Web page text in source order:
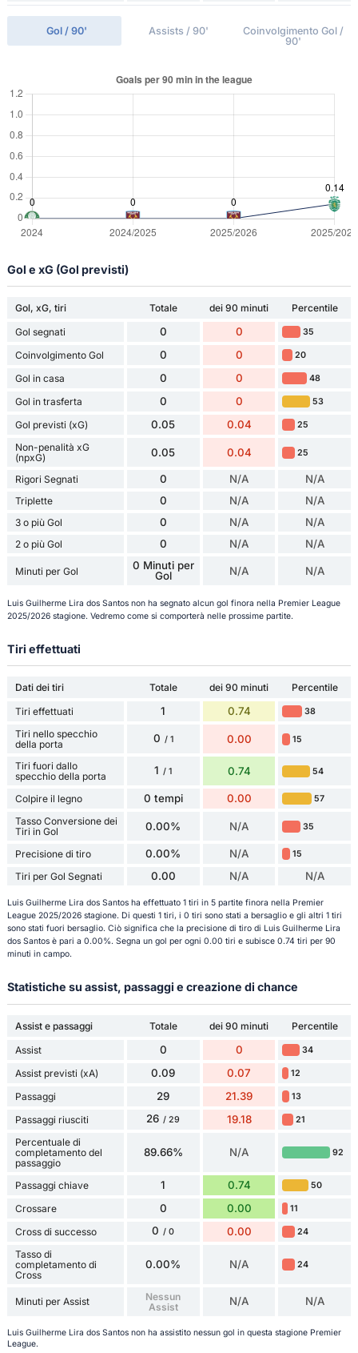
Gol / 90' Assists / 90'
Coinvolgimento Gol /
90'
Gol e xG (Gol previsti)
Gol, xG, tiri Totale dei 90 minuti
Percentile
Gol segnati
0 0 35
Coinvolgimento Gol 0 0 20
Gol in casa 0 0 48
Gol in trasferta 0 0 53
Gol previsti (xG) 0.05 0.04 25
Non-penalità xG
(npxG)
0.05 0.04 25
Rigori Segnati 0 N/A N/A
Triplette 0 N/A N/A
3 o più Gol 0 N/A N/A
2 o più Gol 0 N/A N/A
Minuti per Gol
0 Minuti per
Gol
N/A N/A
Luis Guilherme Lira dos Santos non ha segnato alcun gol finora nella Premier League
2025/2026 stagione. Vedremo come si comporterà nelle prossime partite.
Tiri effettuati
Dati dei tiri Totale dei 90 minuti
Percentile
Tiri effettuati
1 0.74 38
Tiri nello specchio
della porta
0 / 1 0.00 15
Tiri fuori dallo
specchio della porta
1 / 1 0.74 54
Colpire il legno 0 tempi 0.00 57
Tasso Conversione dei
Tiri in Gol
0.00% N/A 35
Precisione di tiro 0.00% N/A 15
Tiri per Gol Segnati 0.00 N/A N/A
Luis Guilherme Lira dos Santos ha effettuato 1 tiri in 5 partite finora nella Premier
League 2025/2026 stagione. Di questi 1 tiri, i 0 tiri sono stati a bersaglio e gli altri 1 tiri
sono stati fuori bersaglio. Ciò significa che la precisione di tiro di Luis Guilherme Lira
dos Santos è pari a 0.00%. Segna un gol per ogni 0.00 tiri e subisce 0.74 tiri per 90
minuti in campo.
Statistiche su assist, passaggi e creazione di chance
Assist e passaggi Totale dei 90 minuti
Percentile
Assist
0 0 34
Assist previsti (xA) 0.09 0.07 12
Passaggi 29 21.39 13
Passaggi riusciti 26 / 29 19.18 21
Percentuale di
completamento del
passaggio
89.66% N/A 92
Passaggi chiave 1 0.74 50
Crossare 0 0.00 11
Cross di successo 0 / 0 0.00 24
Tasso di
completamento di
Cross
0.00% N/A 24
Minuti per Assist
Nessun
Assist
N/A N/A
Luis Guilherme Lira dos Santos non ha assistito nessun gol in questa stagione Premier
League.